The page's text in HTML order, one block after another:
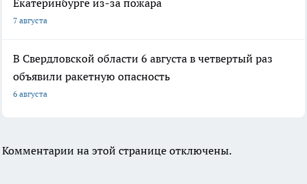
7 августа
В Свердловской области 6 августа в четвертый раз
объявили ракетную опасность
6 августа
Комментарии на этой странице отключены.